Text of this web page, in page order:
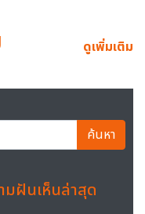
ดูเพิ่มเติม
ค้นหา
มฝันเห็นล่าสุด